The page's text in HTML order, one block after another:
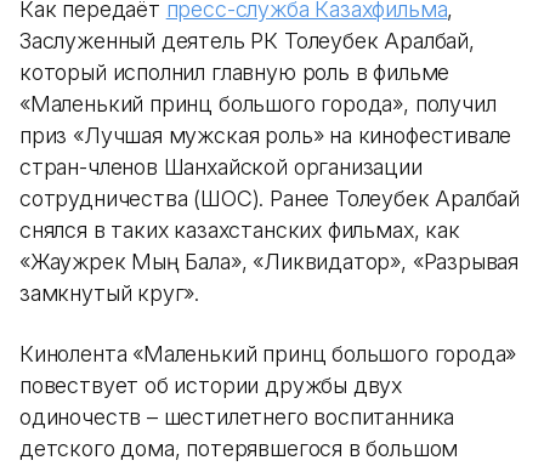
Как передаёт пресс-служба Казахфильма,
Заслуженный деятель РК Толеубек Аралбай,
который исполнил главную роль в фильме
«Маленький принц большого города», получил
приз «Лучшая мужская роль» на кинофестивале
стран-членов Шанхайской организации
сотрудничества (ШОС). Ранее Толеубек Аралбай
снялся в таких казахстанских фильмах, как
«Жаужүрек Мың Бала», «Ликвидатор», «Разрывая
замкнутый круг».
Кинолента «Маленький принц большого города»
повествует об истории дружбы двух
одиночеств – шестилетнего воспитанника
детского дома, потерявшегося в большом